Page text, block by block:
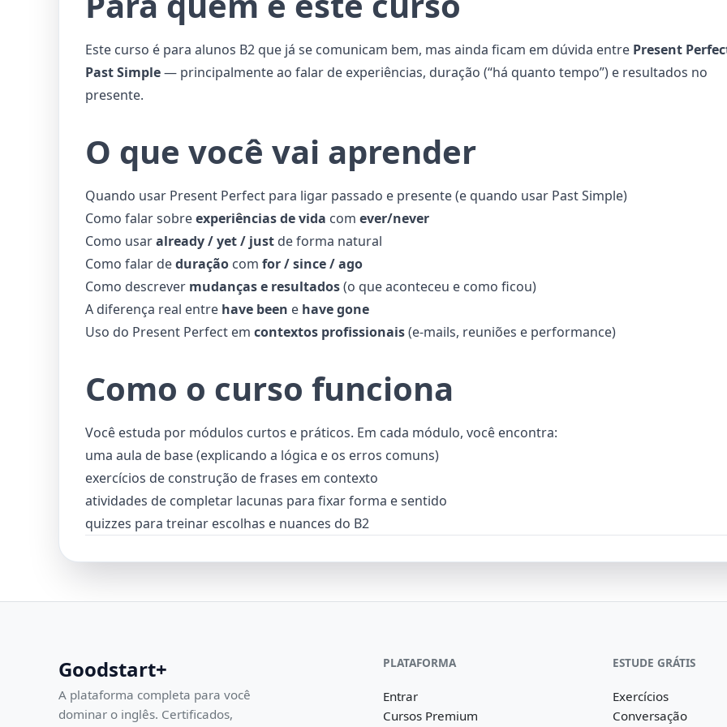
Este curso é para alunos B2 que já se comunicam bem, mas ainda ficam em dúvida entre Present
Past Simple— principalmente ao falar de experiências, duração (“há quanto tempo”) e resultados no
presente.
O que você vai aprender
Quando usar Present Perfect para ligar passado e presente (e quando usar Past Simple)
Como falar sobreexperiências de vida com ever/never
Como usaralready / yet / just de forma natural
Como falar deduração com for / since / ago
Como descrever mudanças e resultados(o que aconteceu e como ficou)
A diferença real entre have been e have gone
Uso do Present Perfect em contextos profissionais(e-mails, reuniões e performance)
Como o curso funciona
Você estuda por módulos curtos e práticos. Em cada módulo, você encontra:
uma aula de base (explicando a lógica e os erros comuns)
exercícios de construção de frases em contexto
atividades de completar lacunas para fixar forma e sentido
quizzes para treinar escolhas e nuances do B2
Goodstart+
A plataforma completa para você
dominar o inglês. Certificados,
PLATAFORMA
Entrar
Cursos Premium
ESTUDE GRÁTIS
Exercícios
Conversação